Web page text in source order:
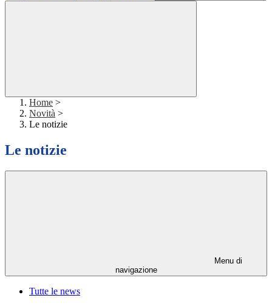
Home >
Novità >
Le notizie
Le notizie
Menu di
navigazione
Tutte le news